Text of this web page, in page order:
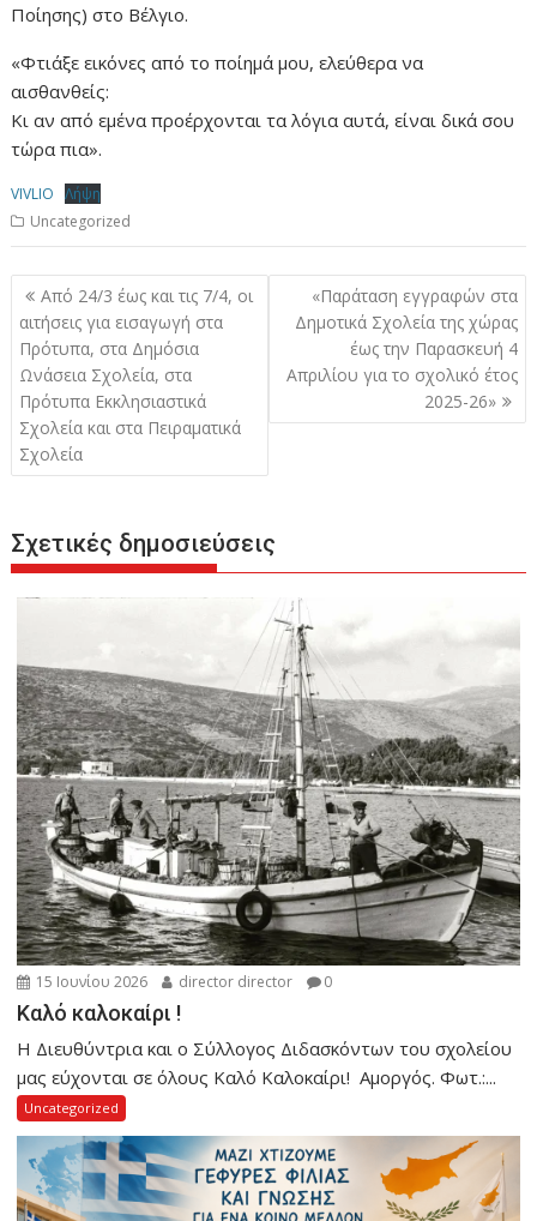
Ποίησης) στο Βέλγιο.
«Φτιάξε εικόνες από το ποίημά μου, ελεύθερα να
αισθανθείς:
Κι αν από εμένα προέρχονται τα λόγια αυτά, είναι δικά σου
τώρα πια».
VIVLIO
Λήψη
Uncategorized
Πλοήγηση
άρθρων
Από 24/3 έως και τις 7/4, οι
αιτήσεις για εισαγωγή στα
Πρότυπα, στα Δημόσια
Ωνάσεια Σχολεία, στα
Πρότυπα Εκκλησιαστικά
Σχολεία και στα Πειραματικά
Σχολεία
«Παράταση εγγραφών στα
Δημοτικά Σχολεία της χώρας
έως την Παρασκευή 4
Απριλίου για το σχολικό έτος
2025-26»
Σχετικές δημοσιεύσεις
15 Ιουνίου 2026 director director 0
Καλό καλοκαίρι !
Η Διευθύντρια και ο Σύλλογος Διδασκόντων του σχολείου
μας εύχονται σε όλους Καλό Καλοκαίρι! Αμοργός. Φωτ.:...
Uncategorized